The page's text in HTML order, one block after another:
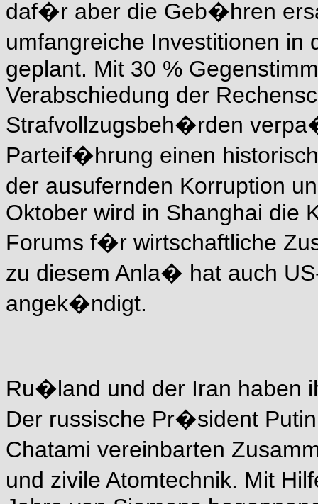
daf�r aber die Geb�hren
umfangreiche Investitionen
geplant. Mit 30 %
Verabschiedung der
Strafvollzugsbeh�rden
Parteif�hrung einen
der ausufernden Korruption
Oktober wird in Shanghai die
Forums f�r wirtschaftliche
zu diesem Anla� hat auch
angek�ndigt.
Ru�land und der Iran haben
Der russische Pr�sident
Chatami vereinbarten
und zivile Atomtechnik. Mit